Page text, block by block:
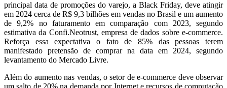
principal data de promoções do varejo, a Black Friday, deve atingir
em 2024 cerca de R$ 9,3 bilhões em vendas no Brasil e um aumento
de 9,2% no faturamento em comparação com 2023, segundo
estimativa da Confi.Neotrust, empresa de dados sobre e-commerce.
Reforça essa expectativa o fato de 85% das pessoas terem
manifestado pretensão de comprar na data em 2024, segundo
levantamento do Mercado Livre.
Além do aumento nas vendas, o setor de e-commerce deve observar